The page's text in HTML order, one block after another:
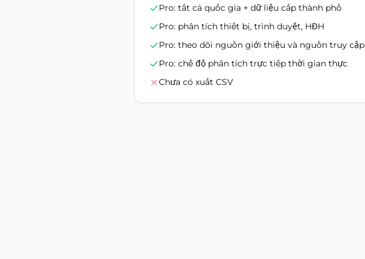
Pro: tất cả quốc gia + dữ liệu cấp thành phố
Pro: phân tích thiết bị, trình duyệt, HĐH
Pro: theo dõi nguồn giới thiệu và nguồn truy cập
Pro: chế độ phân tích trực tiếp thời gian thực
Chưa có xuất CSV